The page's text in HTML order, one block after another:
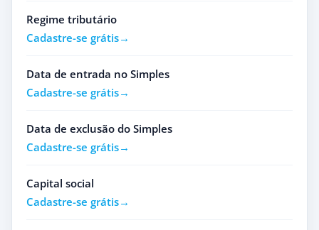
Regime tributário
Cadastre-se grátis
Data de entrada no Simples
Cadastre-se grátis
Data de exclusão do Simples
Cadastre-se grátis
Capital social
Cadastre-se grátis